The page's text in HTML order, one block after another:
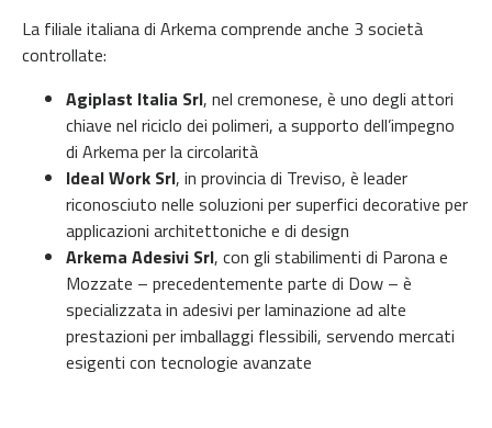
La filiale italiana di Arkema comprende anche 3 società
controllate:
Agiplast Italia Srl, nel cremonese, è uno degli attori
chiave nel riciclo dei polimeri, a supporto dell’impegno
di Arkema per la circolarità
Ideal Work Srl, in provincia di Treviso, è leader
riconosciuto nelle soluzioni per superfici decorative per
applicazioni architettoniche e di design
Arkema Adesivi Srl, con gli stabilimenti di Parona e
Mozzate – precedentemente parte di Dow – è
specializzata in adesivi per laminazione ad alte
prestazioni per imballaggi flessibili, servendo mercati
esigenti con tecnologie avanzate